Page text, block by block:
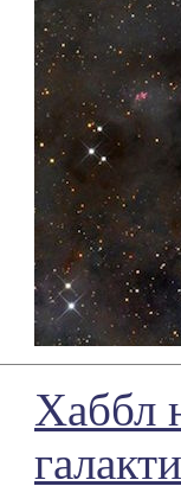
Хаббл